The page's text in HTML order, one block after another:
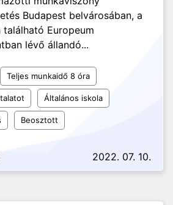
Budapest belvárosában, a
található Europeum
lévő állandó...
Teljes munkaidő 8 óra
Általános iskola
Beosztott
2022. 07. 10.